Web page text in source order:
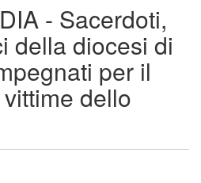
- Sacerdoti,
della diocesi di
per il
dello